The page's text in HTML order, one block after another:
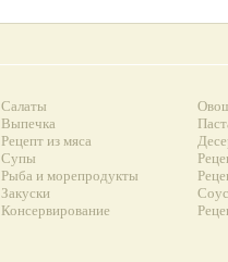
Салаты
Выпечка
Рецепт из мяса
Супы
Рыба и морепродукты
Закуски
Консервирование